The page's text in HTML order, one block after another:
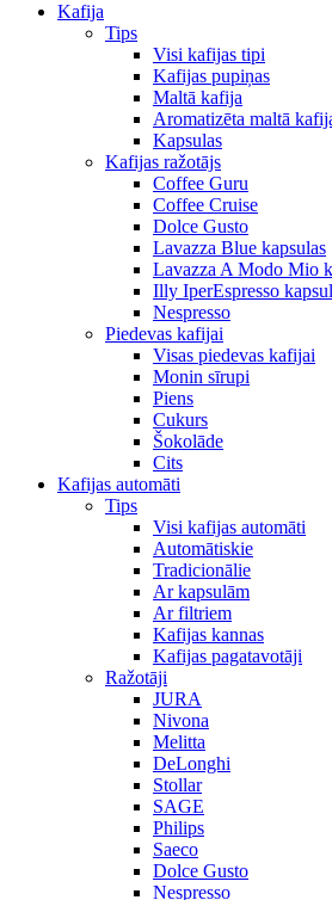
Kafija
Tips
Visi kafijas tipi
Kafijas pupiņas
Maltā kafija
Aromatizēta maltā
Kapsulas
Kafijas ražotājs
Coffee Guru
Coffee Cruise
Dolce Gusto
Lavazza Blue kapsulas
Lavazza A Modo Mio
Illy IperEspresso
Nespresso
Piedevas kafijai
Visas piedevas kafijai
Monin sīrupi
Piens
Cukurs
Šokolāde
Cits
Kafijas automāti
Tips
Visi kafijas automāti
Automātiskie
Tradicionālie
Ar kapsulām
Ar filtriem
Kafijas kannas
Kafijas pagatavotāji
Ražotāji
JURA
Nivona
Melitta
DeLonghi
Stollar
SAGE
Philips
Saeco
Dolce Gusto
Nespresso